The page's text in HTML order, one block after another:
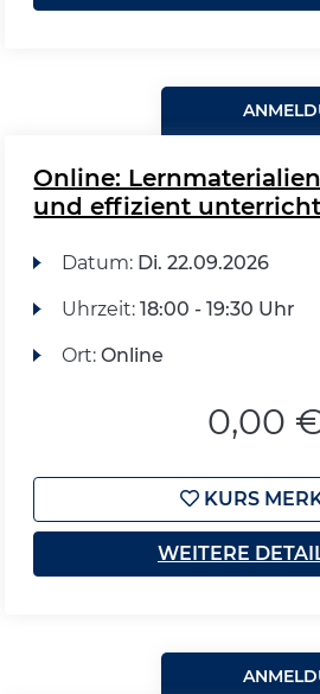
Online:
und effizient
Datum: Di. 22.09.2026
Uhrzeit: 18:00 - 19:30 Uhr
Ort: Online
0,00
KURS
WEITERE